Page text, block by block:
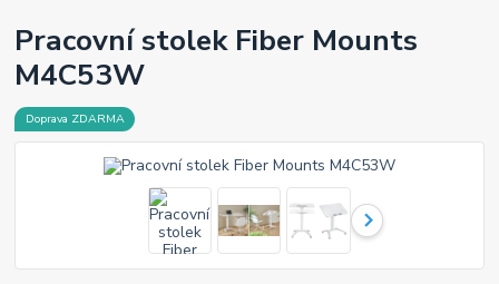
Pracovní stolek Fiber Mounts
M4C53W
Doprava ZDARMA